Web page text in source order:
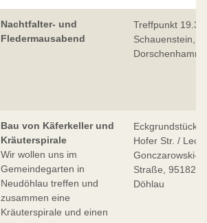
Nachtfalter- und
Fledermausabend
Treffpunkt 19.30
Schauenstein,
Bau von Käferkeller und
Kräuterspirale
Wir wollen uns im
Gemeindegarten in
Neudöhlau treffen und
zusammen eine
Kräuterspirale und einen
Eckgrundstück
Hofer Str. /
Gonczarowski-
Straße, 95182
Döhlau